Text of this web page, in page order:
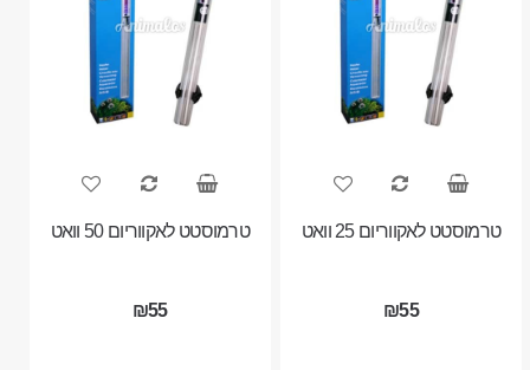
טרמוסטט לאקווריום 25 וואט
₪55
טרמוסטט לאקווריום 50 וואט
₪55